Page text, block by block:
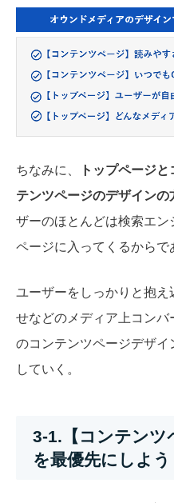
ちなみに、
トップページ
テンツページのデザインの
ザーのほとんどは検索エ
ページに入ってくるからで
ユーザーをしっかりと抱
せなどのメディア上コン
のコンテンツページデザ
していく。
3-1.【コンテンツ
を最優先にしよう